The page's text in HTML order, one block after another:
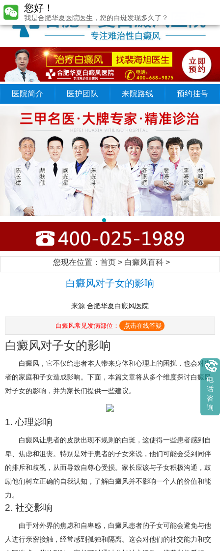
医院简介 医护团队 来院路线 预约挂号
您现在位置： 首页 > 白癜风百科 >
白癜风对子女的影响
来源:合肥华夏白癜风医院
白癜风常见发病部位： 点击在线答疑
白癜风对子女的影响
白癜风，它不仅给患者本人带来身体和心理上的困扰，也会对患
者的家庭和子女造成影响。下面，本篇文章将从多个维度探讨白癜风
对子女的影响，并为家长们提供一些建议。
1. 心理影响
白癜风让患者的皮肤出现不规则的白斑，这使得一些患者感到自
卑、焦虑和沮丧。特别是对于患者的子女来说，他们可能会受到同伴
的排斥和歧视，从而导致自尊心受损。家长应该与子女积极沟通，鼓
励他们树立正确的自我认知，了解白癜风并不影响一个人的价值和能
力。
2. 社交影响
由于对外界的焦虑和自卑感，白癜风患者的子女可能会避免与他
人进行亲密接触，经常感到孤独和隔离。这会对他们的社交能力和交
您好！
我是合肥华夏医院医生，您的白斑发现多久了？
电
话
咨
询